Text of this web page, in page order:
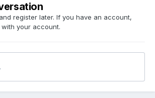
register later. If you have an account,
your account.